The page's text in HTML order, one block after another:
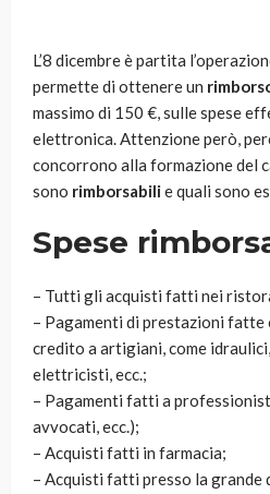
L’8 dicembre è partita
permette di ottenere un
massimo di 150 €, sulle spese
elettronica. Attenzione però,
concorrono alla formazione del
sono rimborsabilie quali sono
Spese
– Tutti gli acquisti fatti nei
– Pagamenti di prestazioni fatte
credito a artigiani, come
elettricisti, ecc.;
– Pagamenti fatti a
avvocati, ecc.);
– Acquisti fatti in farmacia;
– Acquisti fatti presso la grande